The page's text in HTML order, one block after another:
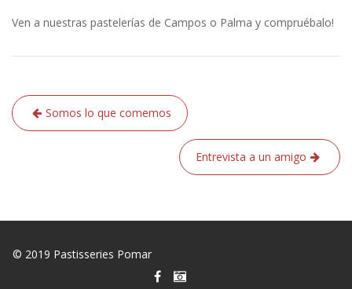
Ven a nuestras pastelerías de Campos o Palma y compruébalo!
Navegación
de
Somos lo que comemos
Entrevista a un amigo
© 2019 Pastisseries Pomar